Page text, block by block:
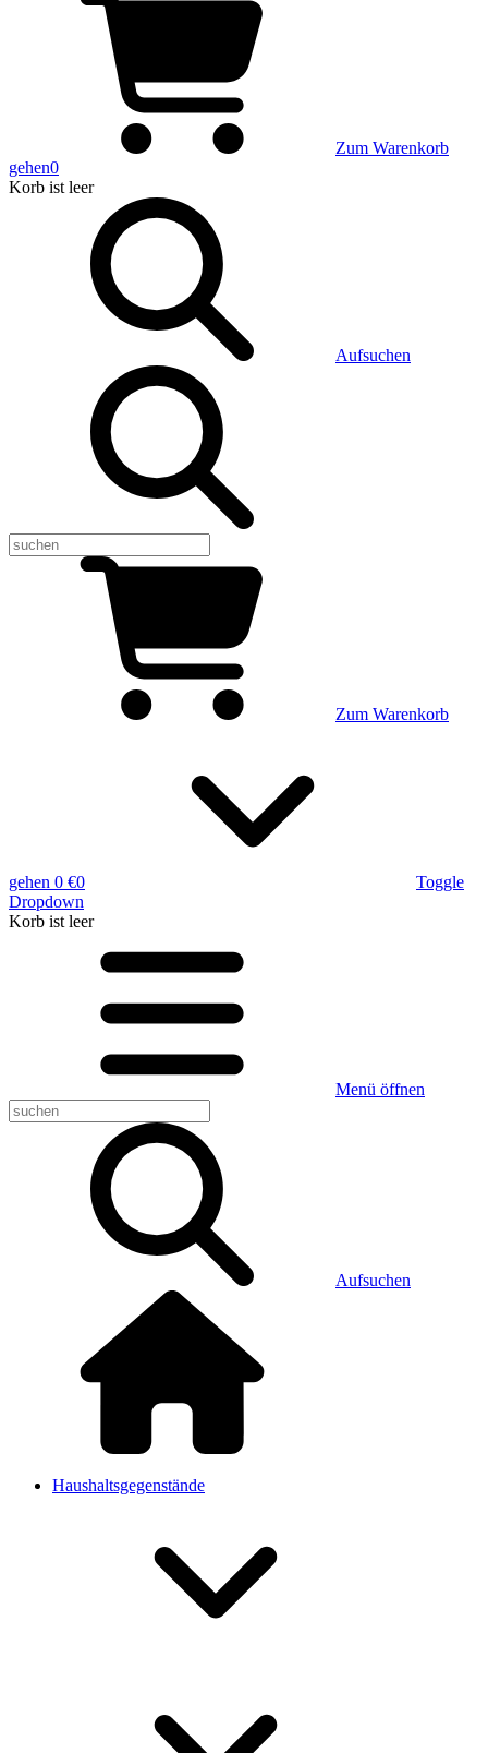
Zum Warenkorb
gehen0
Korb ist leer
Aufsuchen
Zum Warenkorb
gehen 0 €0
Toggle
Dropdown
Korb ist leer
Menü öffnen
Aufsuchen
Haushaltsgegenstände